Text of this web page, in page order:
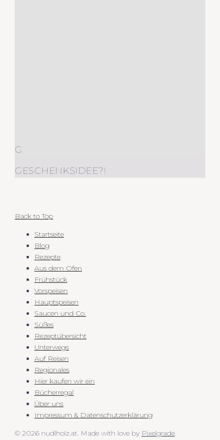
G
GESCHENKSIDEE?!
Back to Top
Startseite
Blog
Rezepte
Aus dem Ofen
Frühstück
Vorspeisen
Hauptspeisen
Saucen und Co.
Süßes
Rezeptübersicht
Unterwegs
Auf Reisen
Regionales
Hier kaufen wir ein
Bücherregal
Über uns
Impressum & Datenschutzerklärung
© 2026 nudlholz.at. Made with love by Pixelgrade.